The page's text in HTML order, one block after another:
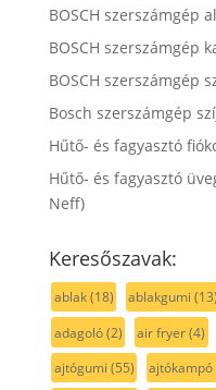
BOSCH szerszámgép
BOSCH szerszámgép
BOSCH szerszámgép
Bosch szerszámgép
Hűtő- és fagyasztó
Hűtő- és fagyasztó
Neff)
Keresőszavak:
ablak(18) ablakgumi (13)
adagoló(2) air fryer(4)
ajtógumi (55) ajtókampó